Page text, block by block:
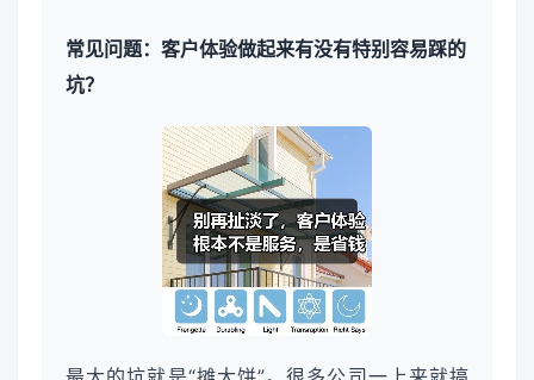
常见问题：客户体验做起来有没有特别容易踩的
坑？